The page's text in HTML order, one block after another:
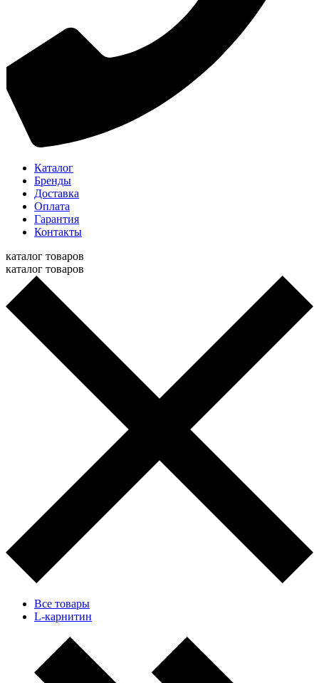
Каталог
Бренды
Доставка
Оплата
Гарантия
Контакты
каталог товаров
каталог товаров
Все товары
L-карнитин